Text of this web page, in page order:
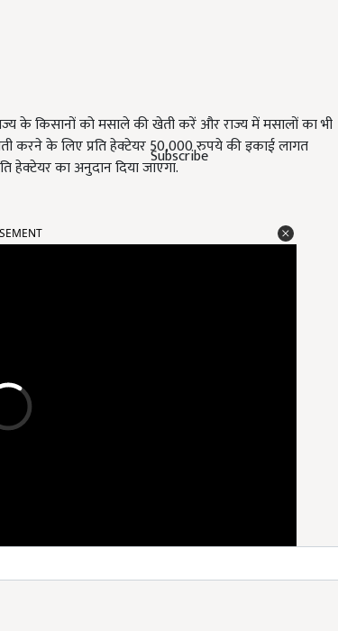
Subscribe
के किसानों को मसाले की खेती करें और राज्य में मसालों का भी
करने के लिए प्रति हेक्टेयर 50,000 रुपये की इकाई लागत
हेक्टेयर का अनुदान दिया जाएगा.